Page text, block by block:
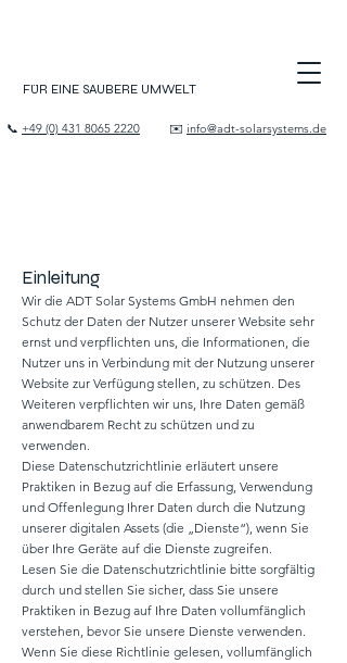
FÜR EINE SAUBERE UMWELT
📞 +49 (0) 431 8065 2220 ✉️ info@adt-solarsystems.de
Einleitung
Wir die ADT Solar Systems GmbH nehmen den
Schutz der Daten der Nutzer unserer Website sehr
ernst und verpflichten uns, die Informationen, die
Nutzer uns in Verbindung mit der Nutzung unserer
Website zur Verfügung stellen, zu schützen. Des
Weiteren verpflichten wir uns, Ihre Daten gemäß
anwendbarem Recht zu schützen und zu
verwenden.
Diese Datenschutzrichtlinie erläutert unsere
Praktiken in Bezug auf die Erfassung, Verwendung
und Offenlegung Ihrer Daten durch die Nutzung
unserer digitalen Assets (die „Dienste“), wenn Sie
über Ihre Geräte auf die Dienste zugreifen.
Lesen Sie die Datenschutzrichtlinie bitte sorgfältig
durch und stellen Sie sicher, dass Sie unsere
Praktiken in Bezug auf Ihre Daten vollumfänglich
verstehen, bevor Sie unsere Dienste verwenden.
Wenn Sie diese Richtlinie gelesen, vollumfänglich